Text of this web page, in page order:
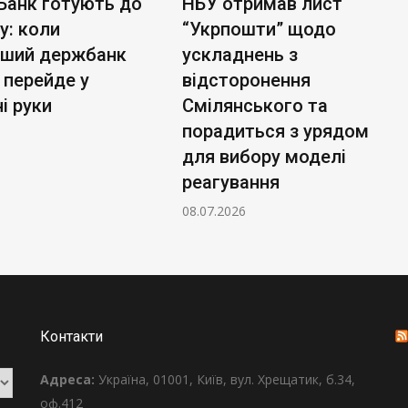
коли
держбанк
перейде у
руки
“Укрпошти” щодо
ускладнень з
відсторонення
Смілянського та
порадиться з урядом
для вибору моделі
реагування
08.07.2026
Контакти
Адреса: Україна, 01001, Київ, вул. Хрещатик, б.34,
оф.412